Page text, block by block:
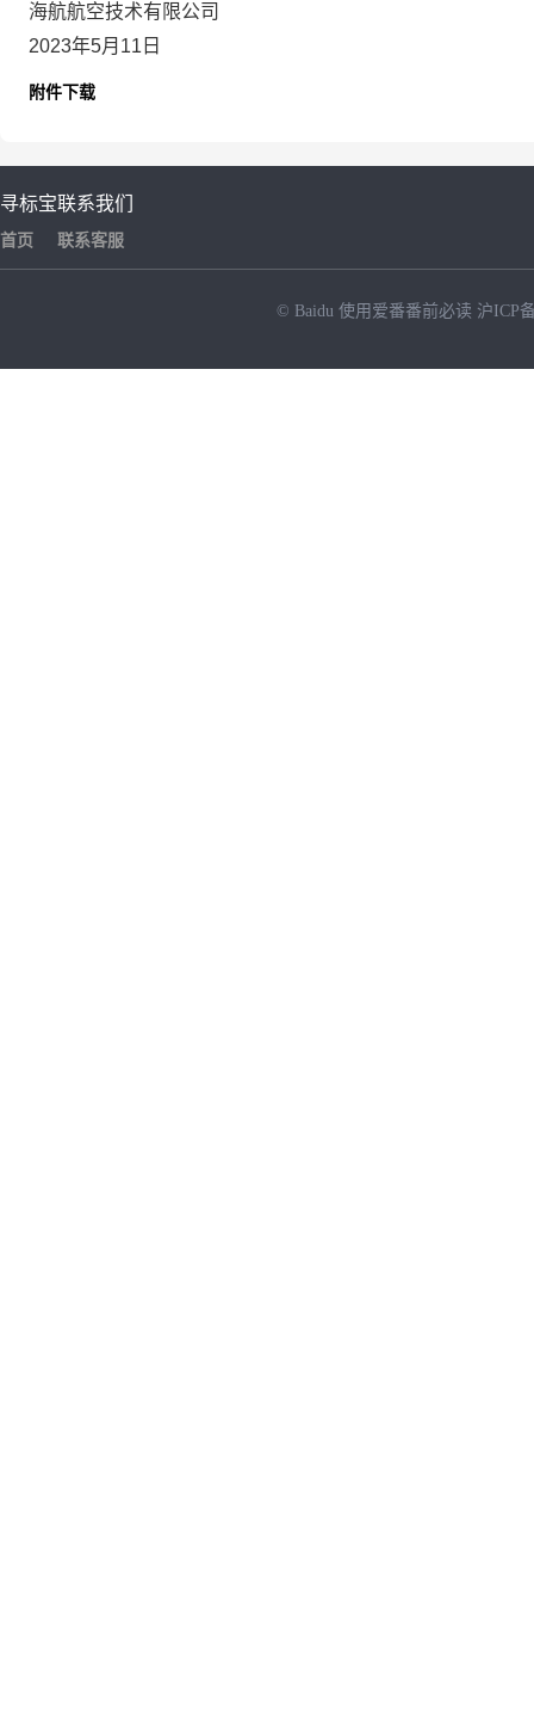
海航航空技术有限公司
2023年5月11日
附件下载
寻标宝
首页
联系我们
联系客服
© Baidu 使用爱番番前必读 沪ICP